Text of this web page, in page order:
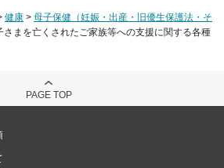
健康 > 母子保健（妊娠・出産・旧優生保護法・そ
さまを亡くされたご家族等への支援に関する各種
PAGE TOP